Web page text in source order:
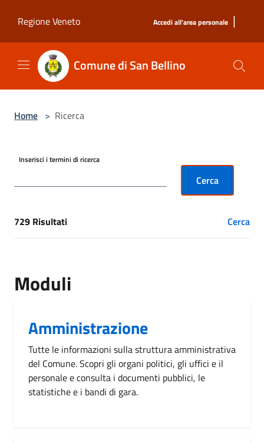
Regione Veneto
Accedi all'area personale |
Comune di San Bellino
Home > Ricerca
Inserisci i termini di ricerca
Cerca
[results] Risultati
729 Risultati Cerca
Moduli
Amministrazione
Tutte le informazioni sulla struttura amministrativa
del Comune. Scopri gli organi politici, gli uffici e il
personale e consulta i documenti pubblici, le
statistiche e i bandi di gara.